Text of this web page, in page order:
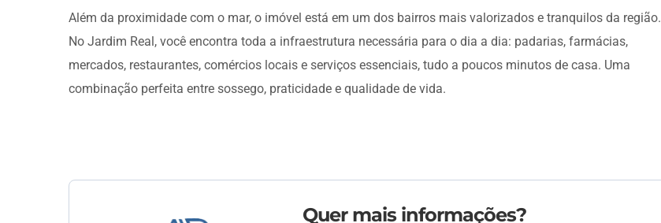
Além da proximidade com o mar, o imóvel está em um dos bairros mais valorizados e tranquilos da região.
No Jardim Real, você encontra toda a infraestrutura necessária para o dia a dia: padarias, farmácias,
mercados, restaurantes, comércios locais e serviços essenciais, tudo a poucos minutos de casa. Uma
combinação perfeita entre sossego, praticidade e qualidade de vida.
Quer mais informações?